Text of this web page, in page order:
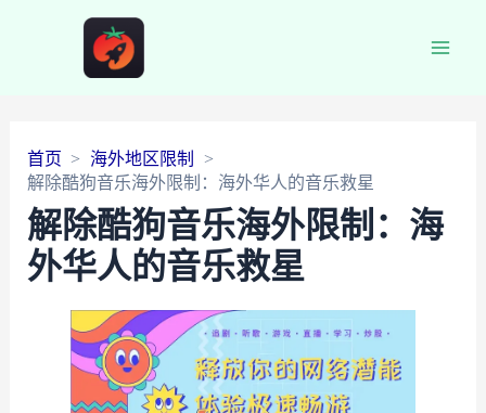
首页
海外地区限制
解除酷狗音乐海外限制：海外华人的音乐救星
解除酷狗音乐海外限制：海
外华人的音乐救星